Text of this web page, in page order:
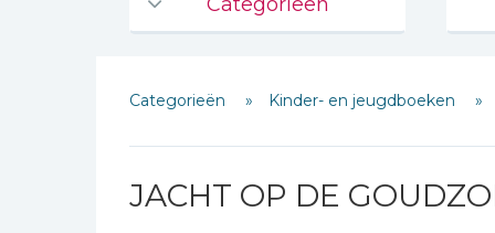
De Bijbel
Bijbelse Dagboeken 2026
Bijbelstudie groepen
Categorieën Kinder- en jeugdboeken
JACHT OP DE